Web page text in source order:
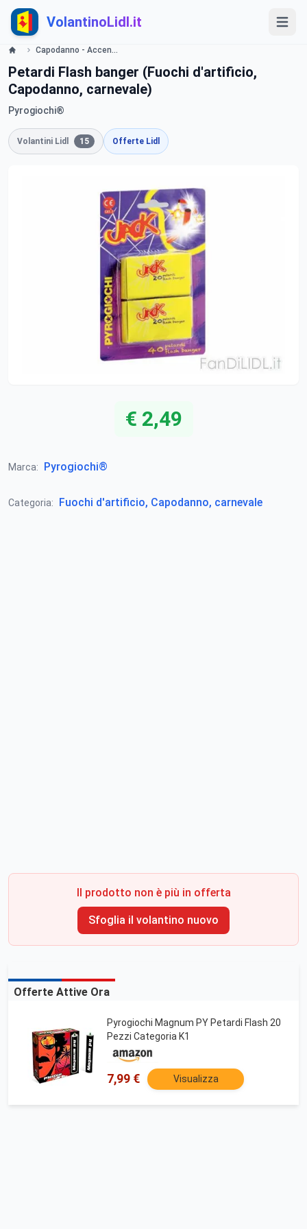
VolantinoLidl.it
Capodanno - Accendi la festa dal 29 dicembre 2014 LIDL Volantino Promozioni Lidl
Petardi Flash banger (Fuochi d'artificio,
Capodanno, carnevale)
Pyrogiochi®
Volantini Lidl 15 Offerte Lidl
€ 2,49
Marca: Pyrogiochi®
Categoria: Fuochi d'artificio, Capodanno, carnevale
Il prodotto non è più in offerta
Sfoglia il volantino nuovo
Offerte Attive Ora
Pyrogiochi Magnum PY Petardi Flash 20
Pezzi Categoria K1
7,99 € Visualizza